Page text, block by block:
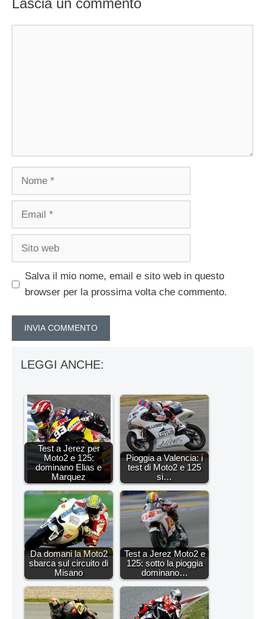
Lascia un commento
Nome
Email
Sito
Salva il mio nome, email e sito web in questo
browser per la prossima volta che commento.
LEGGI ANCHE:
Test a Jerez per
Moto2 e 125:
dominano Elias e
Marquez
Pioggia a Valencia: i
test di Moto2 e 125
si…
Da domani la Moto2
sbarca sul circuito di
Misano
Test a Jerez Moto2 e
125: sotto la pioggia
dominano…